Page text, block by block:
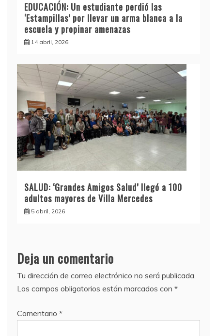
EDUCACIÓN: Un estudiante perdió las
‘Estampillas’ por llevar un arma blanca a la
escuela y propinar amenazas
14 abril, 2026
SALUD: ‘Grandes Amigos Salud’ llegó a 100
adultos mayores de Villa Mercedes
5 abril, 2026
Deja un comentario
Tu dirección de correo electrónico no será publicada.
Los campos obligatorios están marcados con *
Comentario *